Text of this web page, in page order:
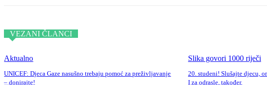
VEZANI ČLANCI
Aktualno
UNICEF: Djeca Gaze nasušno trebaju pomoć za preživljavanje
– donirajte!
Slika govori 1000 riječi
20. studeni! Slušajte djecu,
I za odrasle, također.